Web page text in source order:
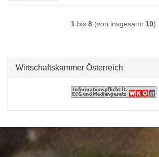
1 bis 8 (von insgesamt 10)
Wirtschaftskammer Österreich